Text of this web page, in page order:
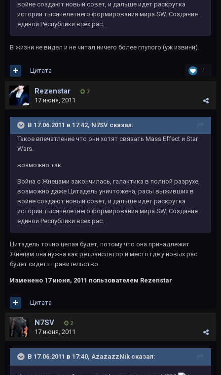
войне создают новый совет, и дальше идет раскрутка
истории тысячелетнего формирования мира SW. Создание
единой Республики всех рас.
В жизни не видел и не читал ничего более глупого (уж извини).
1
Цитата
Rezenstar 7
17 июня, 2011
В 17.06.2011 в 17:42, N7SV сказал:
Такое впечатление что они хотят связать Mass Effect и Star
Wars.
возможно так:
Война с Жнецами закончилась, галактика в полной разрухе,
возможно даже Цитадель уничтожена, расы выживших в
войне создают новый совет, и дальше идет раскрутка
истории тысячелетнего формирования мира SW. Создание
единой Республики всех рас.
Цитадель точно целая будет, потому что она принадлежит
Жнецам она нужна как ретранслятор и место где у новых рас
будет сидеть правительство.
Изменено 17 июня, 2011 пользователем Rezenstar
Цитата
N7SV 2
17 июня, 2011
В 17.06.2011 в 17:40, AzazazzNik сказал: